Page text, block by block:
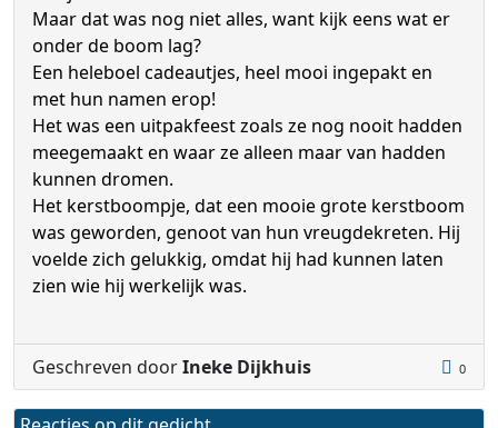
Maar dat was nog niet alles, want kijk eens wat er
onder de boom lag?
Een heleboel cadeautjes, heel mooi ingepakt en
met hun namen erop!
Het was een uitpakfeest zoals ze nog nooit hadden
meegemaakt en waar ze alleen maar van hadden
kunnen dromen.
Het kerstboompje, dat een mooie grote kerstboom
was geworden, genoot van hun vreugdekreten. Hij
voelde zich gelukkig, omdat hij had kunnen laten
zien wie hij werkelijk was.
Geschreven doorIneke Dijkhuis 0